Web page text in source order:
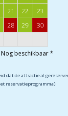
21 22
23
28 29
30
Nog beschikbaar *
dat de attractie al
reservatieprogramma)